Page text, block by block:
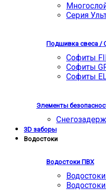
Серия
Подшивка свеса /
Софиты
Софиты
Софиты
Элементы
3D заборы
Водостоки
Водостоки ПВХ